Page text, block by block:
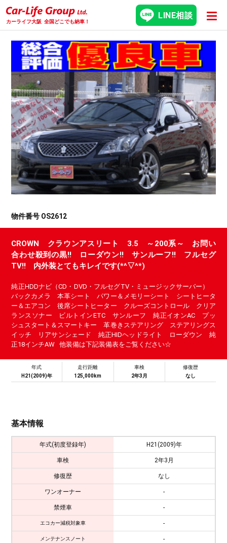
カーライフ大阪 全国どこでも納車！
LINE相談
物件番号 OS2612
CROWN クラウンアスリート 3.5 ～200系～ お問い
合わせ殺到の黒!! ローダウン!! サンルーフ!! フルセグ
TV!! 内外装とてもキレイです(*^▽^*)
純正HDDナビ（CD・DVD・フルセグTV・ミュージックサーバー）
バックカメラ 本革シート パワー＆メモリーシート シートヒータ
ー＆エアコン 後席シートヒーター クルーズコントロール クリア
ランスソナー ビルトインETC サンルーフ 純正イオンAC プッ
シュスタート＆スマートキー 革巻きステアリング ステアリングス
イッチ リアサンシェード 純正HIDヘッドライト ローダウン 純
正18インチAW 他装備は下記装備表をご覧ください☆
年式
H21(2009)年
走行距離
125,000km
車検
2年3月
修復歴
なし
基本情報
年式(初度登録年) H21(2009)年
車検 2年3月
修復歴 なし
ワンオーナー -
禁煙車 -
エコカー減税対象車 -
メンテナンスノート -